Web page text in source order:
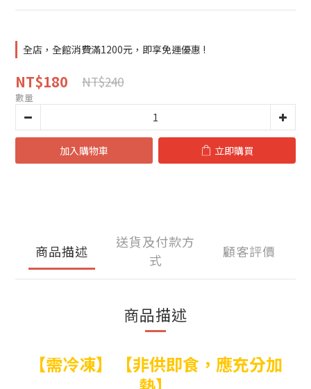
全店，全館消費滿1200元，即享免運優惠 !
NT$180 NT$240
數量
加入購物車 立即購買
商品描述
送貨及付款方
式
顧客評價
商品描述
【需冷凍】 【非供即食，應充分加